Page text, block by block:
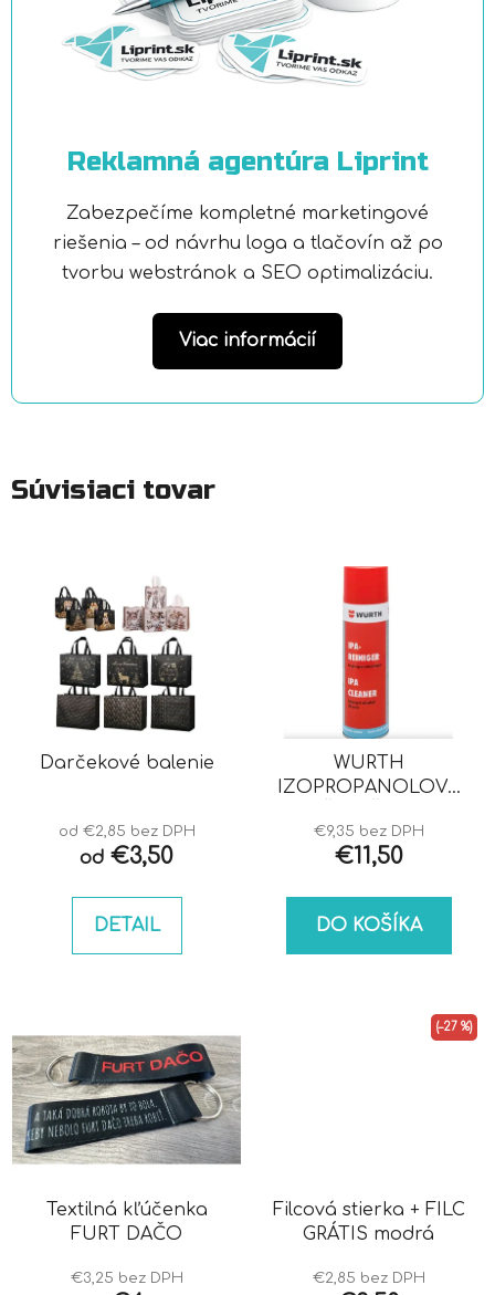
Reklamná agentúra Liprint
Zabezpečíme kompletné marketingové
riešenia – od návrhu loga a tlačovín až po
tvorbu webstránok a SEO optimalizáciu.
Viac informácií
Súvisiaci tovar
Darčekové balenie
od €2,85 bez DPH
od €3,50
DETAIL
WURTH
IZOPROPANOLOVÝ
€9,35 bez DPH
€11,50
DO KOŠÍKA
Textilná kľúčenka
FURT DAČO
€3,25 bez DPH
Filcová stierka + FILC
GRÁTIS modrá
€2,85 bez DPH
(–27 %)